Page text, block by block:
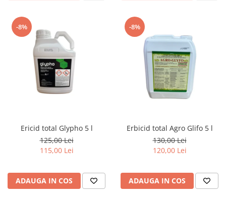
-8%
Ericid total Glypho 5 l
125,00 Lei
115,00 Lei
ADAUGA IN COS
-8%
Erbicid total Agro Glifo 5 l
130,00 Lei
120,00 Lei
ADAUGA IN COS